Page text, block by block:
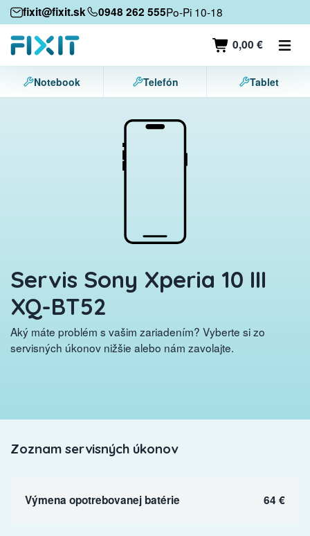
fixit@fixit.sk 0948 262 555Po-Pi 10-18
0,00 €
Mobilné zariadenia
Mobilné telefóny
Tablety
Notebook Telefón Tablet
Servis Sony Xperia 10 III
XQ-BT52
Aký máte problém s vašim zariadením? Vyberte si zo
servisných úkonov nižšie alebo nám zavolajte.
Zoznam servisných úkonov
Výmena opotrebovanej batérie 64 €